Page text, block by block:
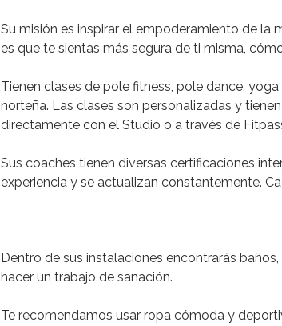
Su misión es inspirar el empoderamiento de la
es que te sientas más segura de ti misma,
Tienen clases de pole fitness, pole dance,
norteña. Las clases son personalizadas y
directamente con el Studio o a través de
Sus coaches tienen diversas certificaciones
experiencia y se actualizan constantemente.
Dentro de sus instalaciones encontrarás
hacer un trabajo de sanación.
Te recomendamos usar ropa cómoda y